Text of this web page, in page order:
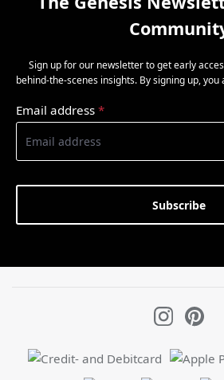
Sign up for our newsletter to get early
behind-the-scenes insights. By signing up, you
Email address *
Subscribe